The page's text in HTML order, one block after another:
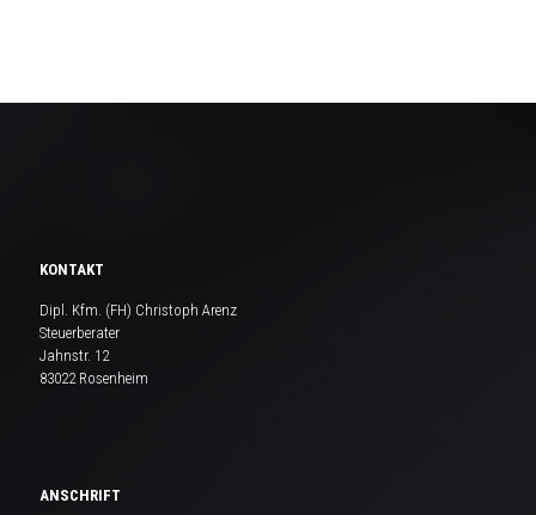
KONTAKT
Dipl. Kfm. (FH) Christoph Arenz
Steuerberater
Jahnstr. 12
83022 Rosenheim
ANSCHRIFT